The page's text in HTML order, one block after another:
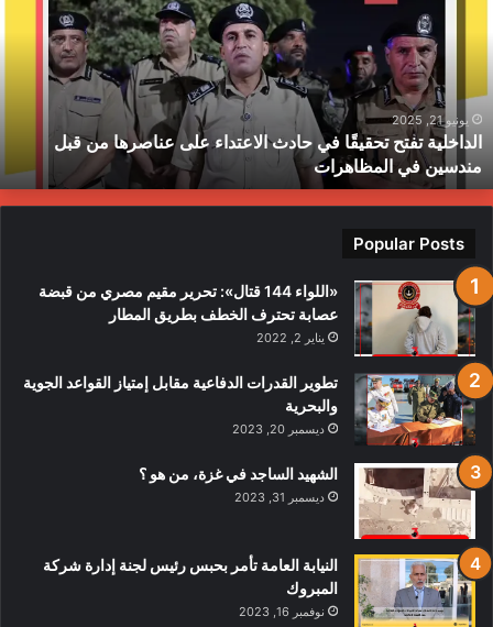
على
عناصرها
قبل
مندسين
في
المظاهرات
يونيو 21, 2025
الداخلية تفتح تحقيقًا في حادث الاعتداء على عناصرها من قبل
مندسين في المظاهرات
Popular Posts
«اللواء 144 قتال»: تحرير مقيم مصري من قبضة
عصابة تحترف الخطف بطريق المطار
يناير 2, 2022
تطوير القدرات الدفاعية مقابل إمتياز القواعد الجوية
والبحرية
ديسمبر 20, 2023
الشهيد الساجد في غزة، من هو ؟
ديسمبر 31, 2023
النيابة العامة تأمر بحبس رئيس لجنة إدارة شركة
المبروك
نوفمبر 16, 2023